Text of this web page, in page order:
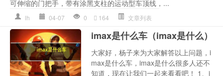
可伸缩的门把手，带有涂黑支柱的运动型车顶线，...
lh 04-07 0 164 文章列表
imax是什么车（imax是什么）
大家好，杨子来为大家解答以上问题，i
max是什么车，imax是什么很多人还不
知道，现在让我们一起来看看吧！ 1、i